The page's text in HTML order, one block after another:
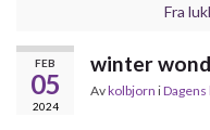
Fra
FEB
05
2024
winter
Avkolbjorn iDagens